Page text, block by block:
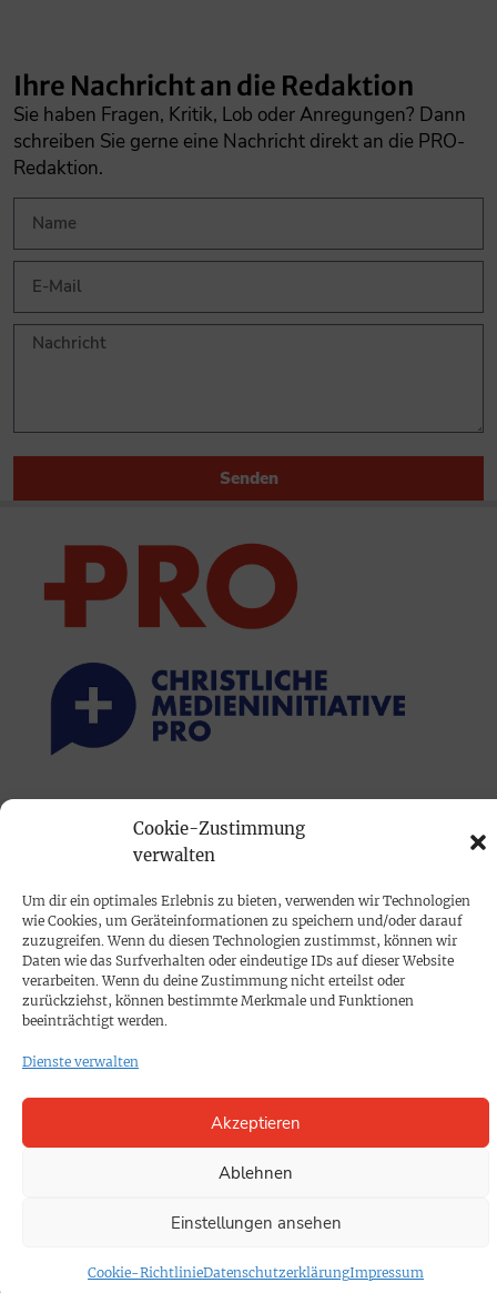
Cookie-Zustimmung
verwalten
Um dir ein optimales Erlebnis zu bieten, verwenden wir Technologien
wie Cookies, um Geräteinformationen zu speichern und/oder darauf
zuzugreifen. Wenn du diesen Technologien zustimmst, können wir
Daten wie das Surfverhalten oder eindeutige IDs auf dieser Website
verarbeiten. Wenn du deine Zustimmung nicht erteilst oder
zurückziehst, können bestimmte Merkmale und Funktionen
beeinträchtigt werden.
Dienste verwalten
Akzeptieren
Ablehnen
Einstellungen ansehen
Cookie-RichtlinieDatenschutzerklärungImpressum
Ihre Nachricht an die Redaktion
Sie haben Fragen, Kritik, Lob oder Anregungen? Dann
schreiben Sie gerne eine Nachricht direkt an die PRO-
Redaktion.
Senden
Mediadaten
PROKOMPAKT
Impressum
SPENDEN
Cookie-Richtlinie